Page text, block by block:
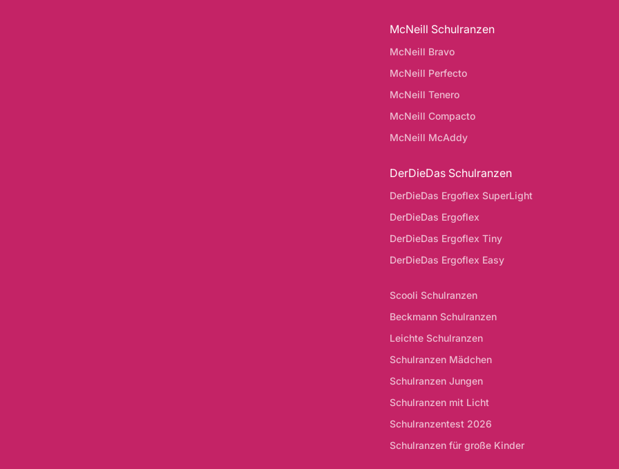
McNeill Schulranzen
McNeill Bravo
McNeill Perfecto
McNeill Tenero
McNeill Compacto
McNeill McAddy
DerDieDas Schulranzen
DerDieDas Ergoflex SuperLight
DerDieDas Ergoflex
DerDieDas Ergoflex Tiny
DerDieDas Ergoflex Easy
Scooli Schulranzen
Beckmann Schulranzen
Leichte Schulranzen
Schulranzen Mädchen
Schulranzen Jungen
Schulranzen mit Licht
Schulranzentest 2026
Schulranzen für große Kinder